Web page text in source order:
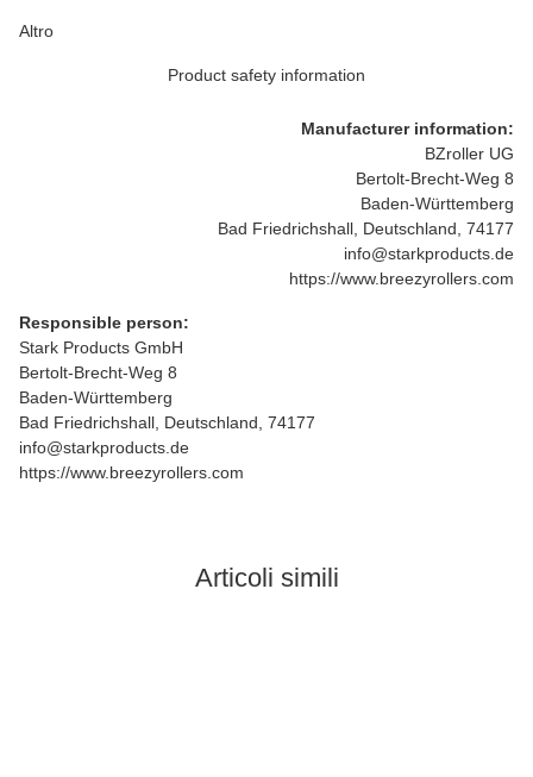
Altro
Product safety information
Manufacturer information:
BZroller UG
Bertolt-Brecht-Weg 8
Baden-Württemberg
Bad Friedrichshall, Deutschland, 74177
info@starkproducts.de
https://www.breezyrollers.com
Responsible person:
Stark Products GmbH
Bertolt-Brecht-Weg 8
Baden-Württemberg
Bad Friedrichshall, Deutschland, 74177
info@starkproducts.de
https://www.breezyrollers.com
Articoli simili